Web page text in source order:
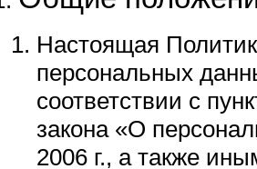
Настоящая
персональных
соответствии с
закона «О
2006 г., а также